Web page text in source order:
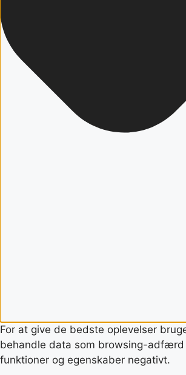
For at give de bedste oplevelser
behandle data som browsing-adfærd
funktioner og egenskaber negativt.